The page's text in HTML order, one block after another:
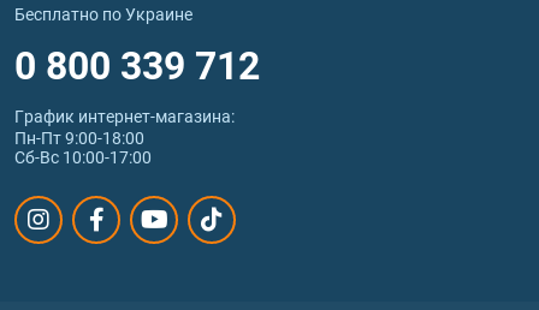
Бесплатно по Украине
0 800 339 712
График интернет‑магазина:
Пн-Пт 9:00-18:00
Сб-Вс 10:00-17:00